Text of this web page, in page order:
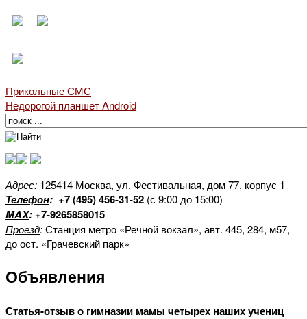
Прикольные СМС
Недорогой планшет Android
Адрес: 125414 Москва, ул. Фестивальная, дом 77, корпус 1
Телефон: +7 (495) 456-31-52 (с 9:00 до 15:00)
MAX:+7-9265858015
Проезд:Станция метро «Речной вокзал», авт. 445, 284, м57,
до ост. «Грачевский парк»
Объявления
Статья-отзыв о гимназии мамы четырех наших учениц